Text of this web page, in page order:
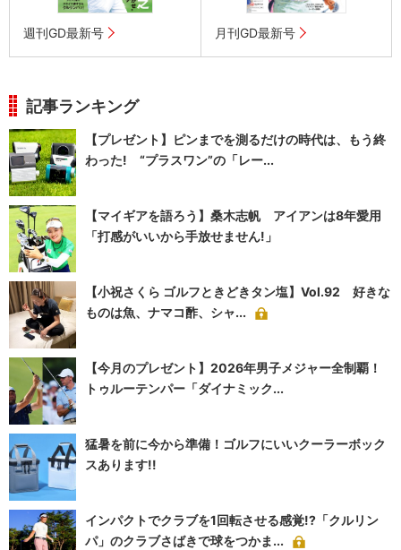
週刊GD最新号 月刊GD最新号
記事ランキング
【プレゼント】ピンまでを測るだけの時代は、もう終
わった! “プラスワン”の「レー...
【マイギアを語ろう】桑木志帆 アイアンは8年愛用
「打感がいいから手放せません!」
【小祝さくら ゴルフときどきタン塩】Vol.92 好きな
ものは魚、ナマコ酢、シャ...
【今月のプレゼント】2026年男子メジャー全制覇！
トゥルーテンパー「ダイナミック...
猛暑を前に今から準備！ゴルフにいいクーラーボック
スあります!!
インパクトでクラブを1回転させる感覚!?「クルリン
パ」のクラブさばきで球をつかま...